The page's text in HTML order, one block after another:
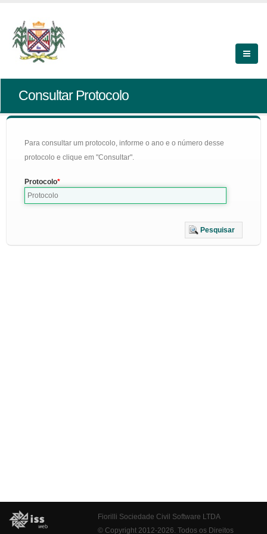
Consultar Protocolo
Para consultar um protocolo, informe o ano e o número desse
protocolo e clique em "Consultar".
Protocolo
Pesquisar
Fiorilli Sociedade Civil Software LTDA
© Copyright 2012-2026. Todos os Direitos